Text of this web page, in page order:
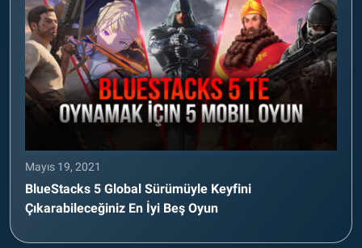
Mayıs 19, 2021
BlueStacks 5 Global Sürümüyle Keyfini
Çıkarabileceğiniz En İyi Beş Oyun